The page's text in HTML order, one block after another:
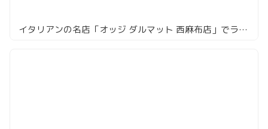
イタリアンの名店「オッジ ダルマット 西麻布店」でランチコース